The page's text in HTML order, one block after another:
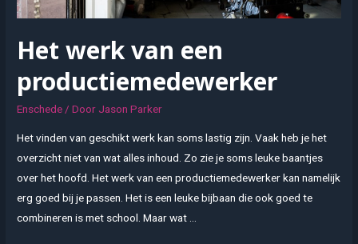
Het werk van een
productiemedewerker
Enschede/ Door Jason Parker
Het vinden van geschikt werk kan soms lastig zijn. Vaak heb je het
overzicht niet van wat alles inhoud. Zo zie je soms leuke baantjes
over het hoofd. Het werk van een productiemedewerker kan namelijk
erg goed bij je passen. Het is een leuke bijbaan die ook goed te
combineren is met school. Maar wat …